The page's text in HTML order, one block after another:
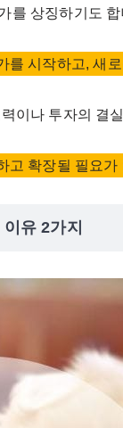
를 상징하기도 합
시작하고, 새
이나 투자의 결
확장될 필요
유 2가지